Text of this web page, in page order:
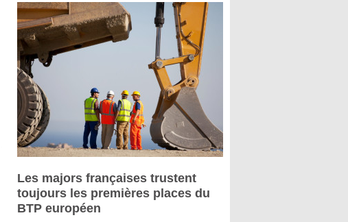
Les majors françaises trustent
toujours les premières places du
BTP européen